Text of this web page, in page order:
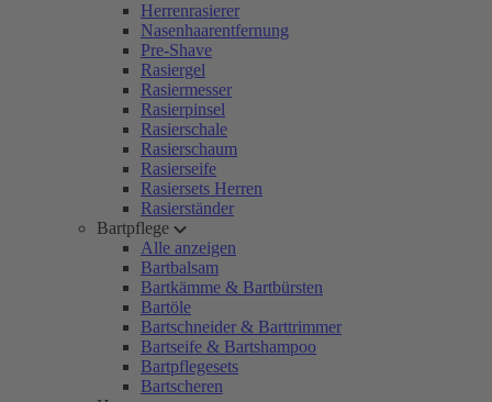
Herrenrasierer
Nasenhaarentfernung
Pre-Shave
Rasiergel
Rasiermesser
Rasierpinsel
Rasierschale
Rasierschaum
Rasierseife
Rasiersets Herren
Rasierständer
Bartpflege
Alle anzeigen
Bartbalsam
Bartkämme & Bartbürsten
Bartöle
Bartschneider & Barttrimmer
Bartseife & Bartshampoo
Bartpflegesets
Bartscheren